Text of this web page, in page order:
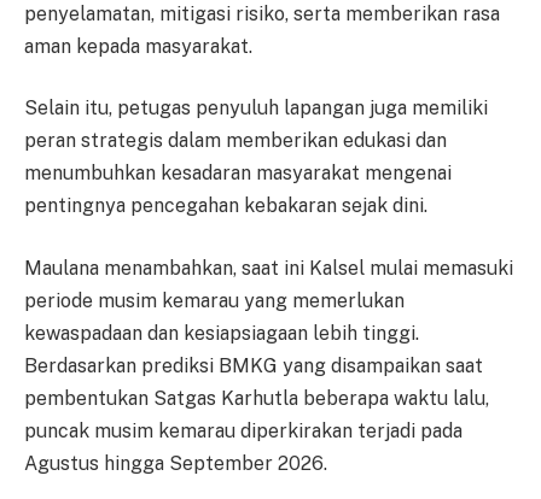
penyelamatan, mitigasi risiko, serta memberikan rasa
aman kepada masyarakat.
Selain itu, petugas penyuluh lapangan juga memiliki
peran strategis dalam memberikan edukasi dan
menumbuhkan kesadaran masyarakat mengenai
pentingnya pencegahan kebakaran sejak dini.
Maulana menambahkan, saat ini Kalsel mulai memasuki
periode musim kemarau yang memerlukan
kewaspadaan dan kesiapsiagaan lebih tinggi.
Berdasarkan prediksi BMKG yang disampaikan saat
pembentukan Satgas Karhutla beberapa waktu lalu,
puncak musim kemarau diperkirakan terjadi pada
Agustus hingga September 2026.